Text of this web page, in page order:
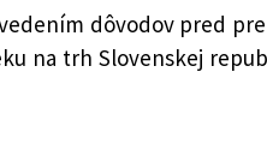
dôvodov pred
na trh Slovenskej